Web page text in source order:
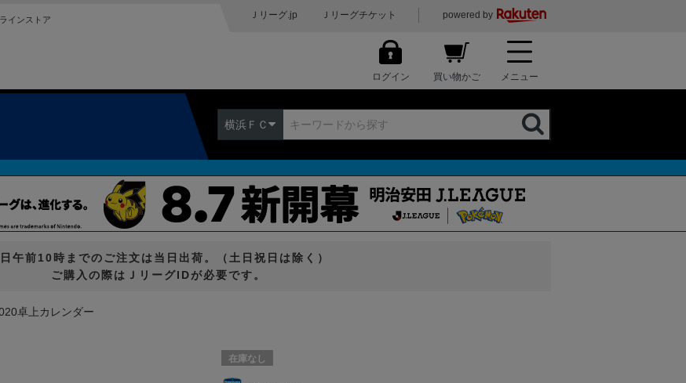
インストア Ｊリーグ.jp Ｊリーグチケット powered by
ログイン 買い物かご メニュー
横浜ＦＣ
午前10時までのご注文は当日出荷。（土日祝日は除く）
ご購入の際はＪリーグIDが必要です。
卓上カレンダー
在庫なし